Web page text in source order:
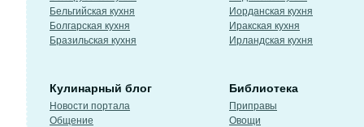
Бельгийская кухня
Болгарская кухня
Бразильская кухня
Иорданская кухня
Иракская кухня
Ирландская кухня
Кулинарный блог
Новости портала
Общение
Библиотека
Приправы
Овощи